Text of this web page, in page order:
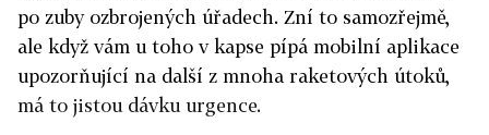
po zuby ozbrojených úřadech. Zní to samozřejmě,
ale když vám u toho v kapse pípá mobilní aplikace
upozorňující na další z mnoha raketových útoků,
má to jistou dávku urgence.